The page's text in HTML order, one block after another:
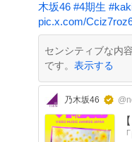
木坂46 #4期生 #
pic.x.com/
センシティブな内
です。 表示する
乃木坂46